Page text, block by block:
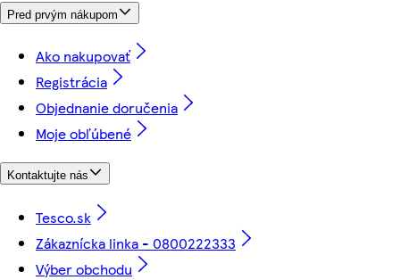
Pred prvým nákupom
Ako nakupovať
Registrácia
Objednanie doručenia
Moje obľúbené
Kontaktujte nás
Tesco.sk
Zákaznícka linka - 0800222333
Výber obchodu